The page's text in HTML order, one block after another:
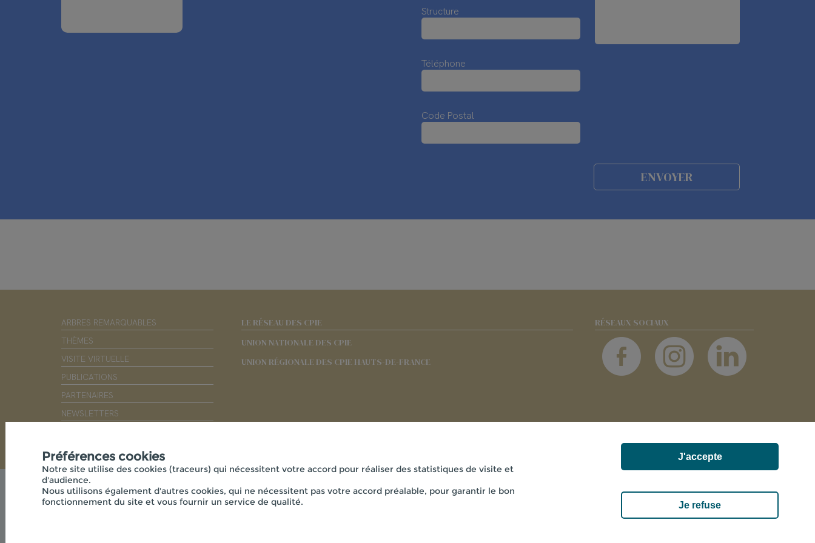
Structure
Téléphone
Code Postal
ARBRES REMARQUABLES
THÈMES
VISITE VIRTUELLE
PUBLICATIONS
PARTENAIRES
NEWSLETTERS
LE RÉSEAU DES CPIE
UNION NATIONALE DES CPIE
UNION RÉGIONALE DES CPIE HAUTS-DE-FRANCE
RÉSEAUX SOCIAUX
Mentions légales
© 2026 - CPIE PAYS DE L'AISNE - 33 RUE DES VICTIMES DE COMPORTET , 02000 MERLIEUX-ET-FOUQUEROLLES FRANCE
Préférences cookies
Notre site utilise des cookies (traceurs) qui nécessitent votre accord pour réaliser des statistiques de visite et
d'audience.
Nous utilisons également d'autres cookies, qui ne nécessitent pas votre accord préalable, pour garantir le bon
fonctionnement du site et vous fournir un service de qualité.
Je refuse
J'accepte